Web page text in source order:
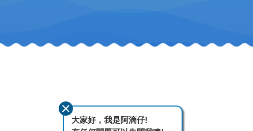
大家好，我是阿滴仔!